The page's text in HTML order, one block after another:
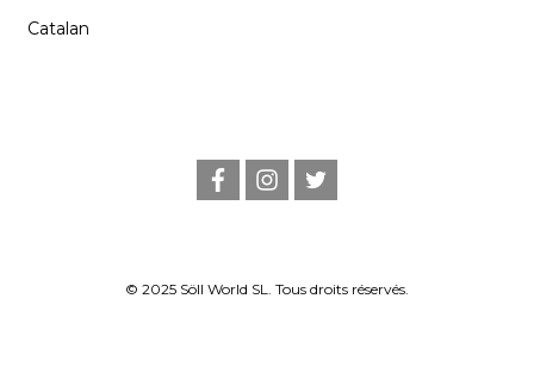
Catalan
f
a
o
k
i
n
r
a
t
w
r
© 2025 Söll World SL. Tous droits réservés.